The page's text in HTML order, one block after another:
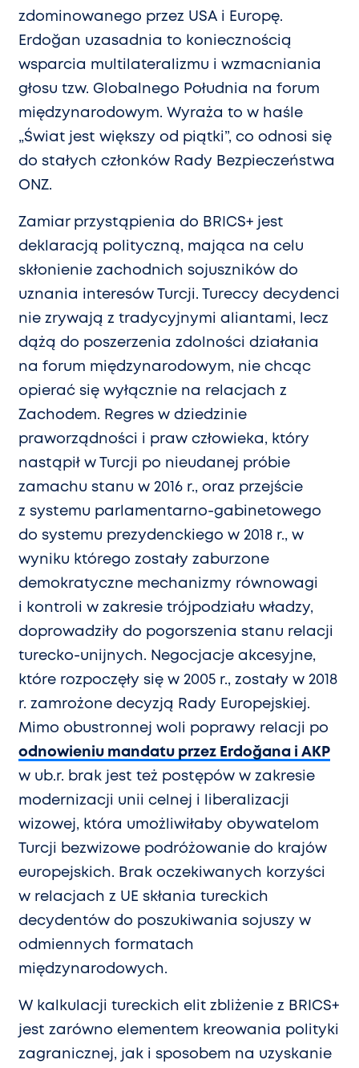
zdominowanego przez USA i Europę.
Erdoğan uzasadnia to koniecznością
wsparcia multilateralizmu i wzmacniania
głosu tzw. Globalnego Południa na forum
międzynarodowym. Wyraża to w haśle
„Świat jest większy od piątki”, co odnosi się
do stałych członków Rady Bezpieczeństwa
ONZ.
Zamiar przystąpienia do BRICS+ jest
deklaracją polityczną, mająca na celu
skłonienie zachodnich sojuszników do
uznania interesów Turcji. Tureccy decydenci
nie zrywają z tradycyjnymi aliantami, lecz
dążą do poszerzenia zdolności działania
na forum międzynarodowym, nie chcąc
opierać się wyłącznie na relacjach z
Zachodem. Regres w dziedzinie
praworządności i praw człowieka, który
nastąpił w Turcji po nieudanej próbie
zamachu stanu w 2016 r., oraz przejście
z systemu parlamentarno-gabinetowego
do systemu prezydenckiego w 2018 r., w
wyniku którego zostały zaburzone
demokratyczne mechanizmy równowagi
i kontroli w zakresie trójpodziału władzy,
doprowadziły do pogorszenia stanu relacji
turecko-unijnych. Negocjacje akcesyjne,
które rozpoczęły się w 2005 r., zostały w 2018
r. zamrożone decyzją Rady Europejskiej.
Mimo obustronnej woli poprawy relacji po
odnowieniu mandatu przez Erdoğana i AKP
w ub.r. brak jest też postępów w zakresie
modernizacji unii celnej i liberalizacji
wizowej, która umożliwiłaby obywatelom
Turcji bezwizowe podróżowanie do krajów
europejskich. Brak oczekiwanych korzyści
w relacjach z UE skłania tureckich
decydentów do poszukiwania sojuszy w
odmiennych formatach
międzynarodowych.
W kalkulacji tureckich elit zbliżenie z BRICS+
jest zarówno elementem kreowania polityki
zagranicznej, jak i sposobem na uzyskanie